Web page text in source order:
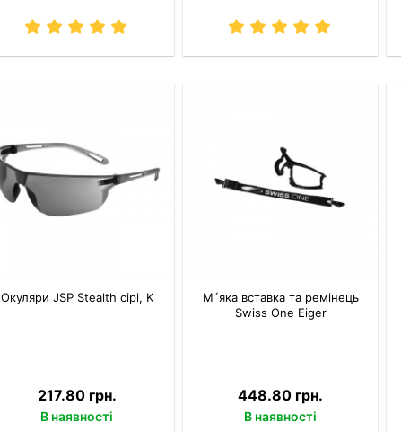
Окуляри JSP Stealth сірі, K
217.80 грн.
В наявності
М´яка вставка та ремінець
Swiss One Eiger
448.80 грн.
В наявності